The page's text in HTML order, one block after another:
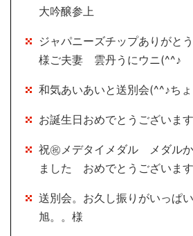
大吟醸参上
ジャパニーズチップありがと
様ご夫妻 雲丹うにウニ(^^♪
和気あいあいと送別会(^^♪ちょ
お誕生日おめでとうございま
祝㊗メデタイメダル メダル
ました おめでとうございます
送別会。お久し振りがいっぱ
旭。。様